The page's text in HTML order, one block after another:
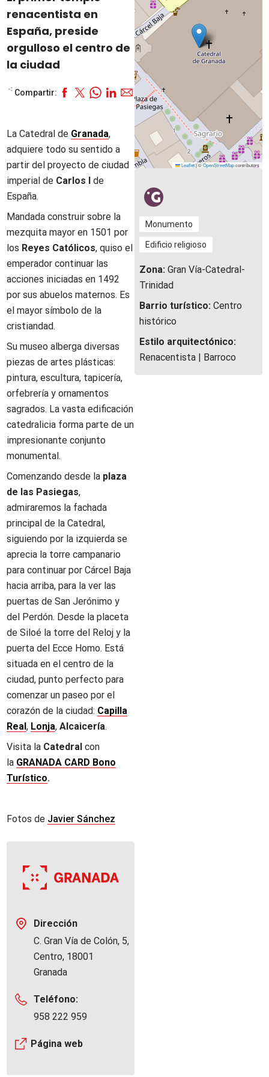
renacentista en
España, preside
orgulloso el centro de
la ciudad
Compartir:
La Catedral de Granada,
adquiere todo su sentido a
partir del proyecto de ciudad
imperial de Carlos I de
España.
Mandada construir sobre la
mezquita mayor en 1501 por
los Reyes Católicos, quiso el
emperador continuar las
acciones iniciadas en 1492
por sus abuelos maternos. Es
el mayor símbolo de la
cristiandad.
Su museo alberga diversas
piezas de artes plásticas:
pintura, escultura, tapicería,
orfebrería y ornamentos
sagrados. La vasta edificación
catedralicia forma parte de un
impresionante conjunto
monumental.
Comenzando desde la plaza
de las Pasiegas,
admiraremos la fachada
principal de la Catedral,
siguiendo por la izquierda se
aprecia la torre campanario
para continuar por Cárcel Baja
hacia arriba, para la ver las
puertas de San Jerónimo y
del Perdón. Desde la placeta
de Siloé la torre del Reloj y la
puerta del Ecce Homo. Está
situada en el centro de la
ciudad, punto perfecto para
comenzar un paseo por el
corazón de la ciudad: Capilla
Real, Lonja,Alcaicería.
Visita la Catedral con
la GRANADA CARD Bono
Turístico.
Fotos de Javier Sánchez
Dirección
C. Gran Vía de Colón, 5,
Centro, 18001
Granada
Teléfono:
958 222 959
Página web
Leaflet|©OpenStreetMapcontributors
Monumento
Edificio religioso
Zona: Gran Vía-Catedral-
Trinidad
Barrio turístico: Centro
histórico
Estilo arquitectónico:
Renacentista | Barroco